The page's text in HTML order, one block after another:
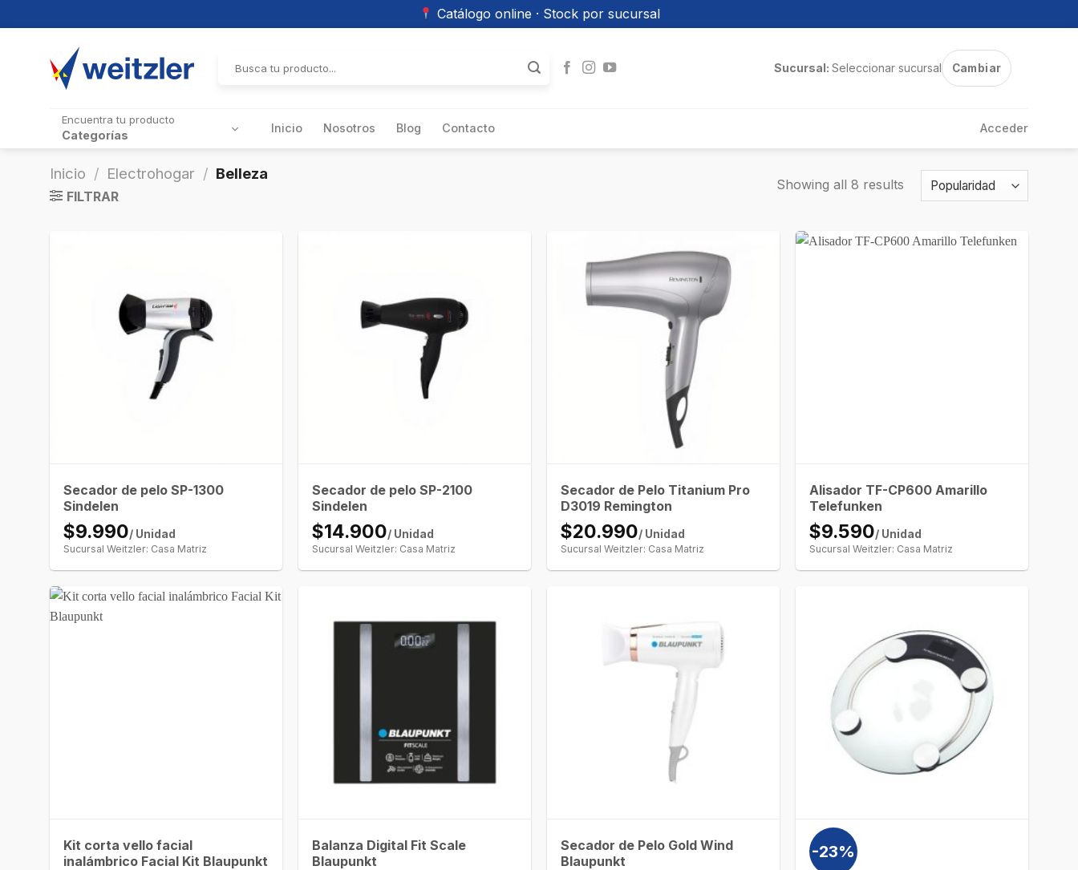
Catálogo online · Stock por sucursal
por:
Sucursal: Seleccionar sucursal Cambiar
Encuentra tu producto
Categorías Inicio Nosotros Blog Contacto Acceder
Inicio / Electrohogar / Belleza
FILTRAR
Showing all 8 results
Secador de pelo SP-1300
Sindelen
$9.990/ Unidad
Sucursal Weitzler: Casa Matriz
Secador de pelo SP-2100
Sindelen
$14.900/ Unidad
Sucursal Weitzler: Casa Matriz
Secador de Pelo Titanium Pro
D3019 Remington
$20.990/ Unidad
Sucursal Weitzler: Casa Matriz
Alisador TF-CP600 Amarillo
Telefunken
$9.590/ Unidad
Sucursal Weitzler: Casa Matriz
Kit corta vello facial
inalámbrico Facial Kit Blaupunkt
Balanza Digital Fit Scale
Blaupunkt
Secador de Pelo Gold Wind
Blaupunkt
-23%